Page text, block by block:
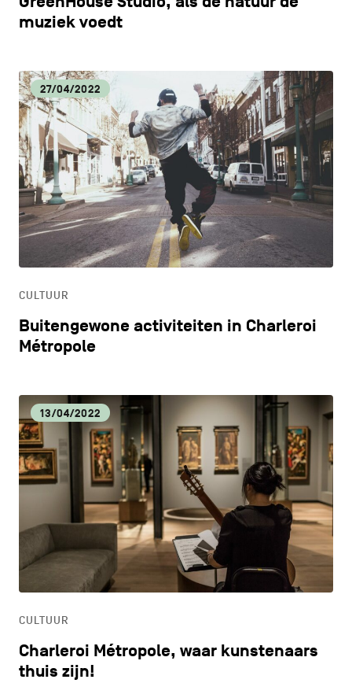
muziek voedt
27/04/2022
CULTUUR
Buitengewone activiteiten in Charleroi
Métropole
13/04/2022
CULTUUR
Charleroi Métropole, waar kunstenaars
thuis zijn!